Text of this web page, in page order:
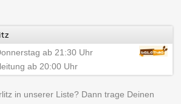
ab 21:30 Uhr
ab 20:00 Uhr
in unserer Liste? Dann trage Deinen